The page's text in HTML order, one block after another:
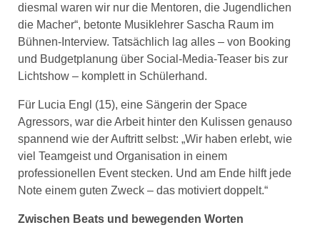
diesmal waren wir nur die Mentoren, die Jugendlichen
die Macher“, betonte Musiklehrer Sascha Raum im
Bühnen-Interview. Tatsächlich lag alles – von Booking
und Budgetplanung über Social-Media-Teaser bis zur
Lichtshow – komplett in Schülerhand.
Für Lucia Engl (15), eine Sängerin der Space
Agressors, war die Arbeit hinter den Kulissen genauso
spannend wie der Auftritt selbst: „Wir haben erlebt, wie
viel Teamgeist und Organisation in einem
professionellen Event stecken. Und am Ende hilft jede
Note einem guten Zweck – das motiviert doppelt.“
Zwischen Beats und bewegenden Worten